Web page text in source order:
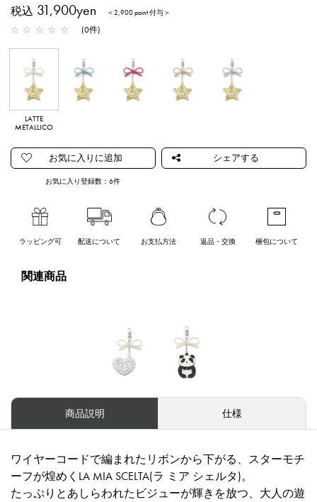
税込 31,900yen ＜2,900 point 付与＞
☆ ☆ ☆ ☆ ☆ (0件)
LATTE
METALLICO
お気に入り登録数：6件
ラッピング可 配送について お支払方法 返品・交換 梱包について
関連商品
商品説明 仕様
ワイヤーコードで編まれたリボンから下がる、スターモチ
ーフが煌めくLA MIA SCELTA(ラ ミア シェルタ)。
たっぷりとあしらわれたビジューが輝きを放つ、大人の遊